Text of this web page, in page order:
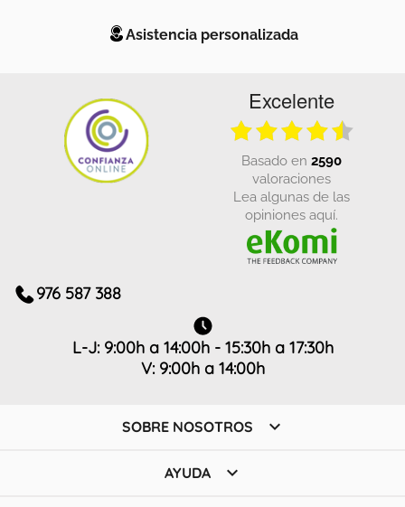
Asistencia personalizada
Excelente
basado en 2590
valoraciones
Lea algunas de las
opiniones aquí.
976 587 388
L-J: 9:00h a 14:00h - 15:30h a 17:30h
V: 9:00h a 14:00h
SOBRE NOSOTROS 
AYUDA 